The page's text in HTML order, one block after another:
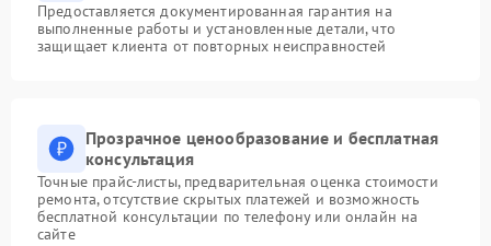
Предоставляется документированная гарантия на
выполненные работы и установленные детали, что
защищает клиента от повторных неисправностей
Прозрачное ценообразование и бесплатная
консультация
Точные прайс-листы, предварительная оценка стоимости
ремонта, отсутствие скрытых платежей и возможность
бесплатной консультации по телефону или онлайн на
сайте